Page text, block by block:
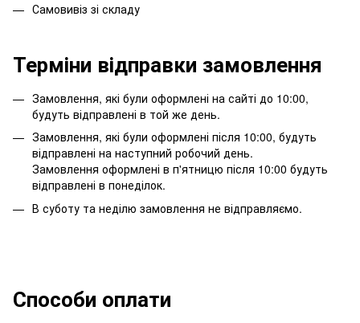
Самовивіз зі складу
Терміни відправки замовлення
Замовлення, які були оформлені на сайті до 10:00,
будуть відправлені в той же день.
Замовлення, які були оформлені після 10:00, будуть
відправлені на наступний робочий день.
Замовлення оформлені в п'ятницю після 10:00 будуть
відправлені в понеділок.
В суботу та неділю замовлення не відправляємо.
Способи оплати